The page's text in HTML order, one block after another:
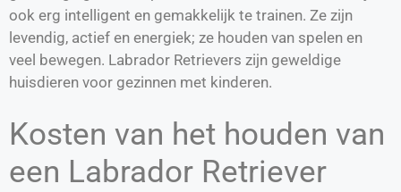
ook erg intelligent en gemakkelijk te trainen. Ze zijn
levendig, actief en energiek; ze houden van spelen en
veel bewegen. Labrador Retrievers zijn geweldige
huisdieren voor gezinnen met kinderen.
Kosten van het houden van
een Labrador Retriever